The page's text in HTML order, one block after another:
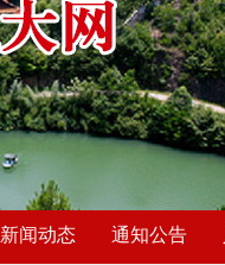
新闻动态 通知公告